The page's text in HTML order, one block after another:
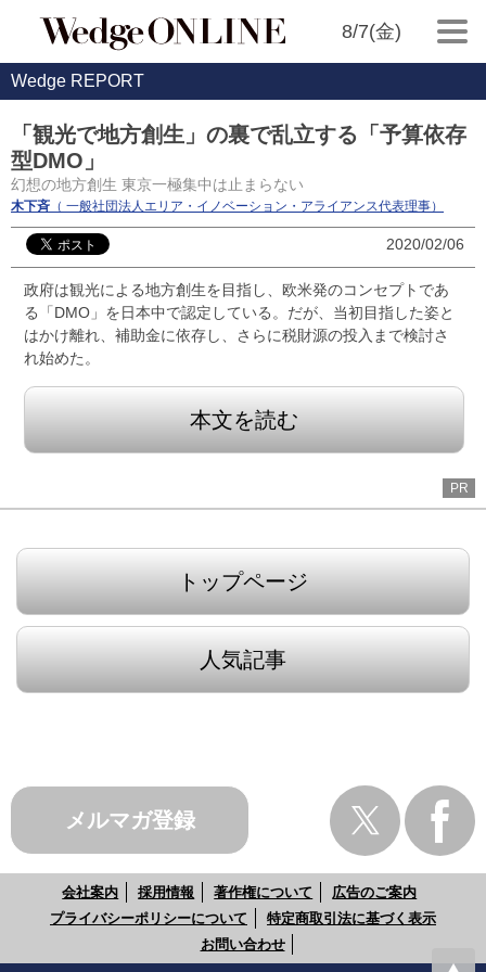
8/7(金)
Wedge REPORT
「観光で地方創生」の裏で乱立する「予算依存
型DMO」
幻想の地方創生 東京一極集中は止まらない
木下斉 （ 一般社団法人エリア・イノベーション・アライアンス代表理事）
2020/02/06
政府は観光による地方創生を目指し、欧米発のコンセプトであ
る「DMO」を日本中で認定している。だが、当初目指した姿と
はかけ離れ、補助金に依存し、さらに税財源の投入まで検討さ
れ始めた。
本文を読む
PR
トップページ
人気記事
メルマガ登録
会社案内 採用情報 著作権について
広告のご案内
プライバシーポリシーについて
特定商取引法に基づく表示
お問い合わせ